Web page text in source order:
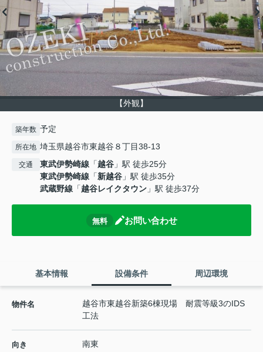
【外観】
築年数 予定
所在地 埼玉県越谷市東越谷８丁目38-13
交通 東武伊勢崎線 「越谷 」駅 徒歩25分
東武伊勢崎線 「新越谷 」駅 徒歩35分
武蔵野線 「越谷レイクタウン 」駅 徒歩37分
無料 お問い合わせ
基本情報 設備条件 周辺環境
物件名
越谷市東越谷新築6棟現場 耐震等級3のIDS
工法
向き 南東